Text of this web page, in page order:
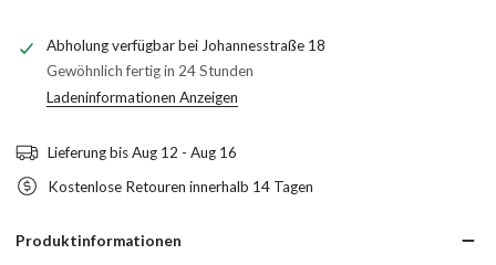
Abholung verfügbar bei Johannesstraße 18
Gewöhnlich fertig in 24 Stunden
Ladeninformationen Anzeigen
Lieferung bisAug 12 - Aug 16
Kostenlose Retouren innerhalb 14 Tagen
Produktinformationen